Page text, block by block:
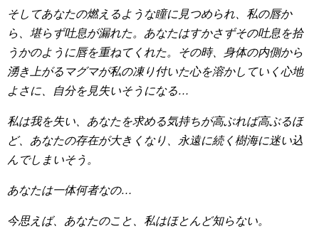
そしてあなたの燃えるような瞳に見つめられ、私の唇か
ら、堪らず吐息が漏れた。あなたはすかさずその吐息を拾
うかのように唇を重ねてくれた。その時、身体の内側から
湧き上がるマグマが私の凍り付いた心を溶かしていく心地
よさに、自分を見失いそうになる…
私は我を失い、あなたを求める気持ちが高ぶれば高ぶるほ
ど、あなたの存在が大きくなり、永遠に続く樹海に迷い込
んでしまいそう。
あなたは一体何者なの…
今思えば、あなたのこと、私はほとんど知らない。